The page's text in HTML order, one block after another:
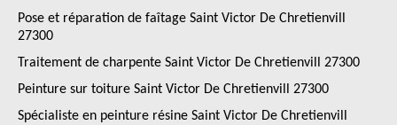
Pose et réparation de faîtage Saint Victor De Chretienvill
27300
Traitement de charpente Saint Victor De Chretienvill 27300
Peinture sur toiture Saint Victor De Chretienvill 27300
Spécialiste en peinture résine Saint Victor De Chretienvill